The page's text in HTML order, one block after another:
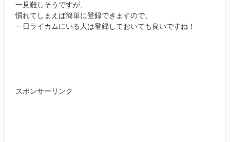
一見難しそうですが、
慣れてしまえば簡単に登録できますので、
一日ライカムにいる人は登録しておいても良いですね！
スポンサーリンク